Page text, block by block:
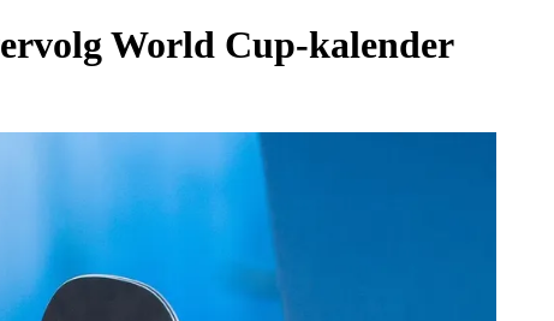
World Cup-kalender